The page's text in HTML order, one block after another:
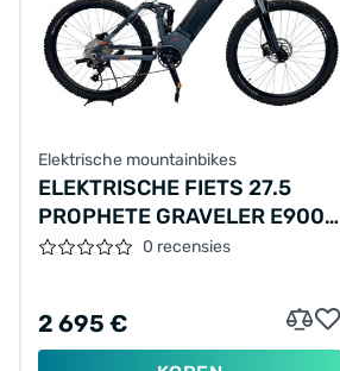
Elektrische mountainbikes
ELEKTRISCHE FIETS 27.5
PROPHETE GRAVELER E9000
DISC, SPORTDRIVE, 672WH
0 recensies
2 695 €